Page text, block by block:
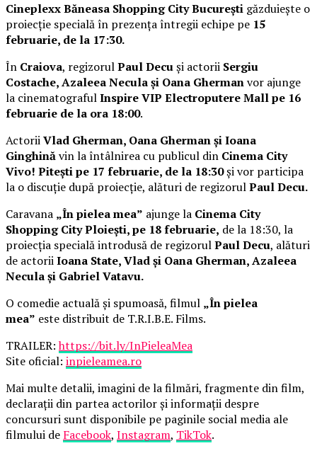
Cineplexx Băneasa Shopping City București găzduiește o
proiecție specială în prezența întregii echipe pe 15
februarie, de la 17:30.
În Craiova, regizorulPaul Decuși actorii Sergiu
Costache, Azaleea Necula și Oana Ghermanvor ajunge
la cinematografulInspire VIP Electroputere Mall pe 16
februarie de la ora 18:00.
ActoriiVlad Gherman, Oana Gherman și Ioana
Ginghinăvin la întâlnirea cu publicul din Cinema City
Vivo! Pitești pe 17 februarie, de la 18:30și vor participa
la o discuție după proiecție, alături de regizorulPaul Decu.
Caravana „În pielea mea” ajunge la Cinema City
Shopping City Ploiești, pe 18 februarie, de la 18:30, la
proiecția specială introdusă de regizorulPaul Decu, alături
de actoriiIoana State, Vlad și Oana Gherman, Azaleea
Necula și Gabriel Vatavu.
O comedie actuală și spumoasă, filmul „În pielea
mea” este distribuit de T.R.I.B.E. Films.
TRAILER:https://bit.ly/InPieleaMea
Site oficial: inpieleamea.ro
Mai multe detalii, imagini de la filmări, fragmente din film,
declarații din partea actorilor și informații despre
concursuri sunt disponibile pe paginile social media ale
filmului de Facebook, Instagram, TikTok.